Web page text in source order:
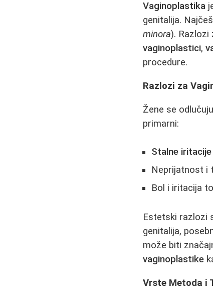
Vaginoplastika
genitalija.
minora). Razlozi
vaginoplastici,
procedure.
Razlozi za
Žene se
primarni:
Stalne iritacije
Neprijatnost i
Bol i iritacija
Estetski razlozi
genitalija,
može biti
vaginoplastike
Vrste Metoda i